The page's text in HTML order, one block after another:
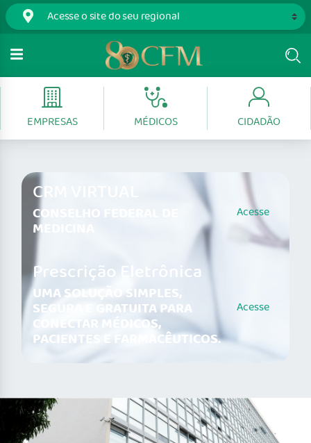
EMPRESAS MÉDICOS CIDADÃO
CRM VIRTUAL
CONSELHO FEDERAL DE
MEDICINA
Acesse
Prescrição Eletrônica
UMA SOLUÇÃO SIMPLES,
SEGURA E GRATUITA PARA
CONECTAR MÉDICOS,
PACIENTES E FARMACÊUTICOS.
Acesse